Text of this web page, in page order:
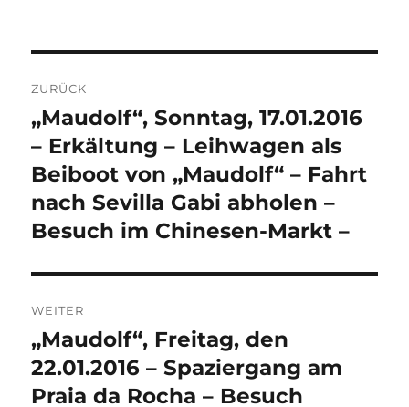
ZURÜCK
Vorheriger
Beitrag:
„Maudolf“, Sonntag, 17.01.2016
– Erkältung – Leihwagen als
Beiboot von „Maudolf“ – Fahrt
nach Sevilla Gabi abholen –
Besuch im Chinesen-Markt –
WEITER
Nächster
Beitrag:
„Maudolf“, Freitag, den
22.01.2016 – Spaziergang am
Praia da Rocha – Besuch